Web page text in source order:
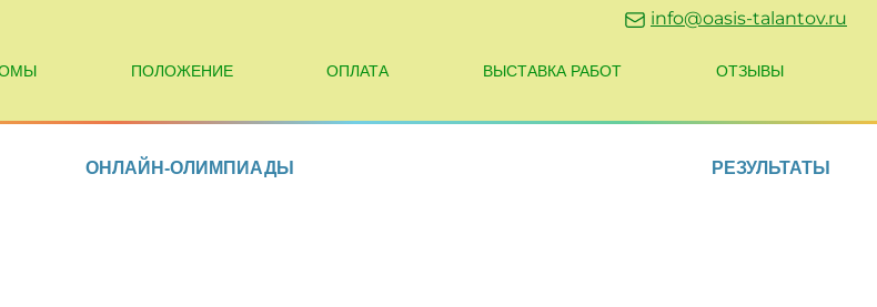
info@oasis-talantov.ru
ПОЛОЖЕНИЕ ОПЛАТА ВЫСТАВКА РАБОТ ОТЗЫВЫ
ОНЛАЙН-ОЛИМПИАДЫ РЕЗУЛЬТАТЫ